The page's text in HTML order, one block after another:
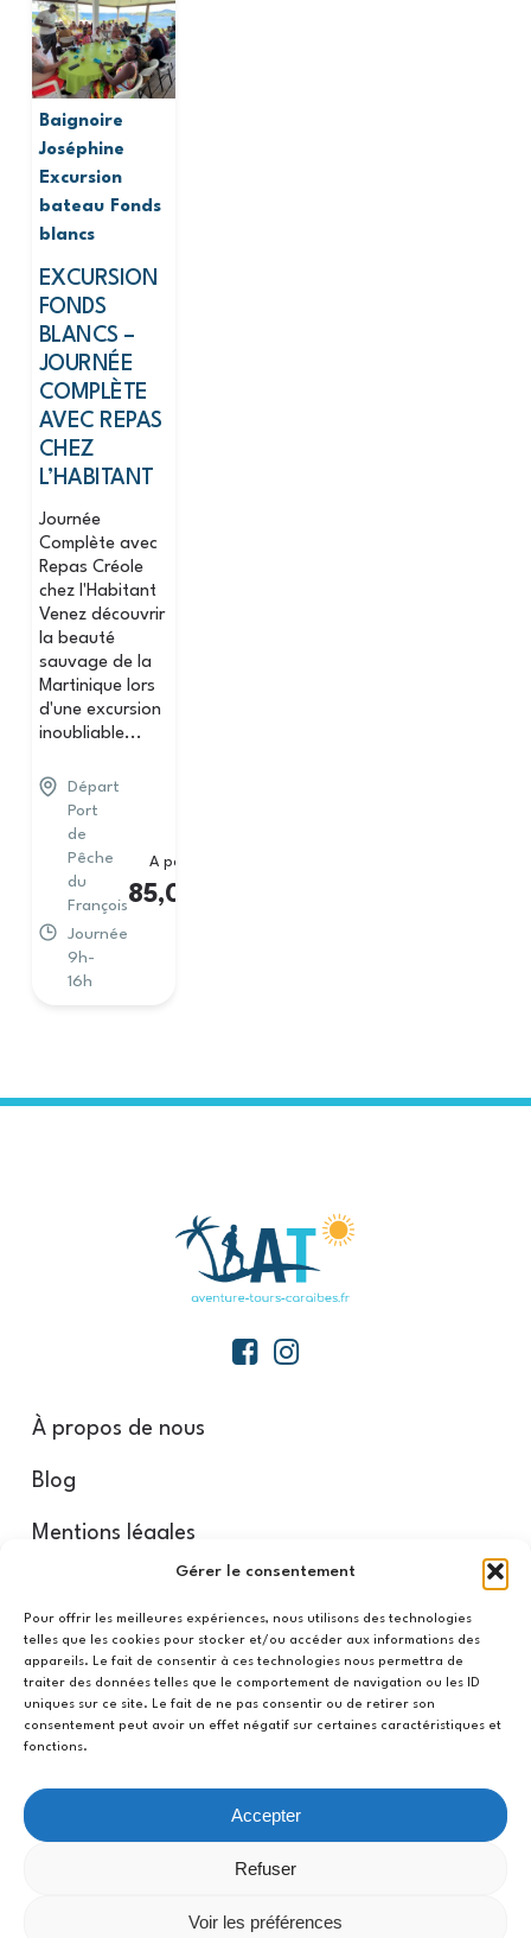
Gérer le consentement
Pour offrir les meilleures expériences, nous utilisons des technologies
telles que les cookies pour stocker et/ou accéder aux informations des
appareils. Le fait de consentir à ces technologies nous permettra de
traiter des données telles que le comportement de navigation ou les ID
uniques sur ce site. Le fait de ne pas consentir ou de retirer son
consentement peut avoir un effet négatif sur certaines caractéristiques et
fonctions.
Accepter
Refuser
Voir les préférences
Baignoire
Joséphine
Excursion
bateau Fonds
blancs
EXCURSION
FONDS
BLANCS –
JOURNÉE
COMPLÈTE
AVEC REPAS
CHEZ
L’HABITANT
Journée
Complète avec
Repas Créole
chez l'Habitant
Venez découvrir
la beauté
sauvage de la
Martinique lors
d'une excursion
inoubliable...
Départ
Port
de
Pêche
du
François
Journée
9h-
16h
A partir de
85,00
À propos de nous
Blog
Mentions légales
Nos partenaires
Conditions d’annulation
Conditions générales
Confidentialité